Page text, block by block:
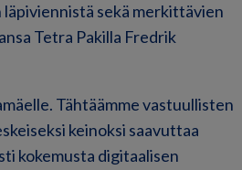
sekä merkittävien
Tetra Pakilla Fredrik
Tähtäämme vastuullisten
keinoksi saavuttaa
kokemusta digitaalisen